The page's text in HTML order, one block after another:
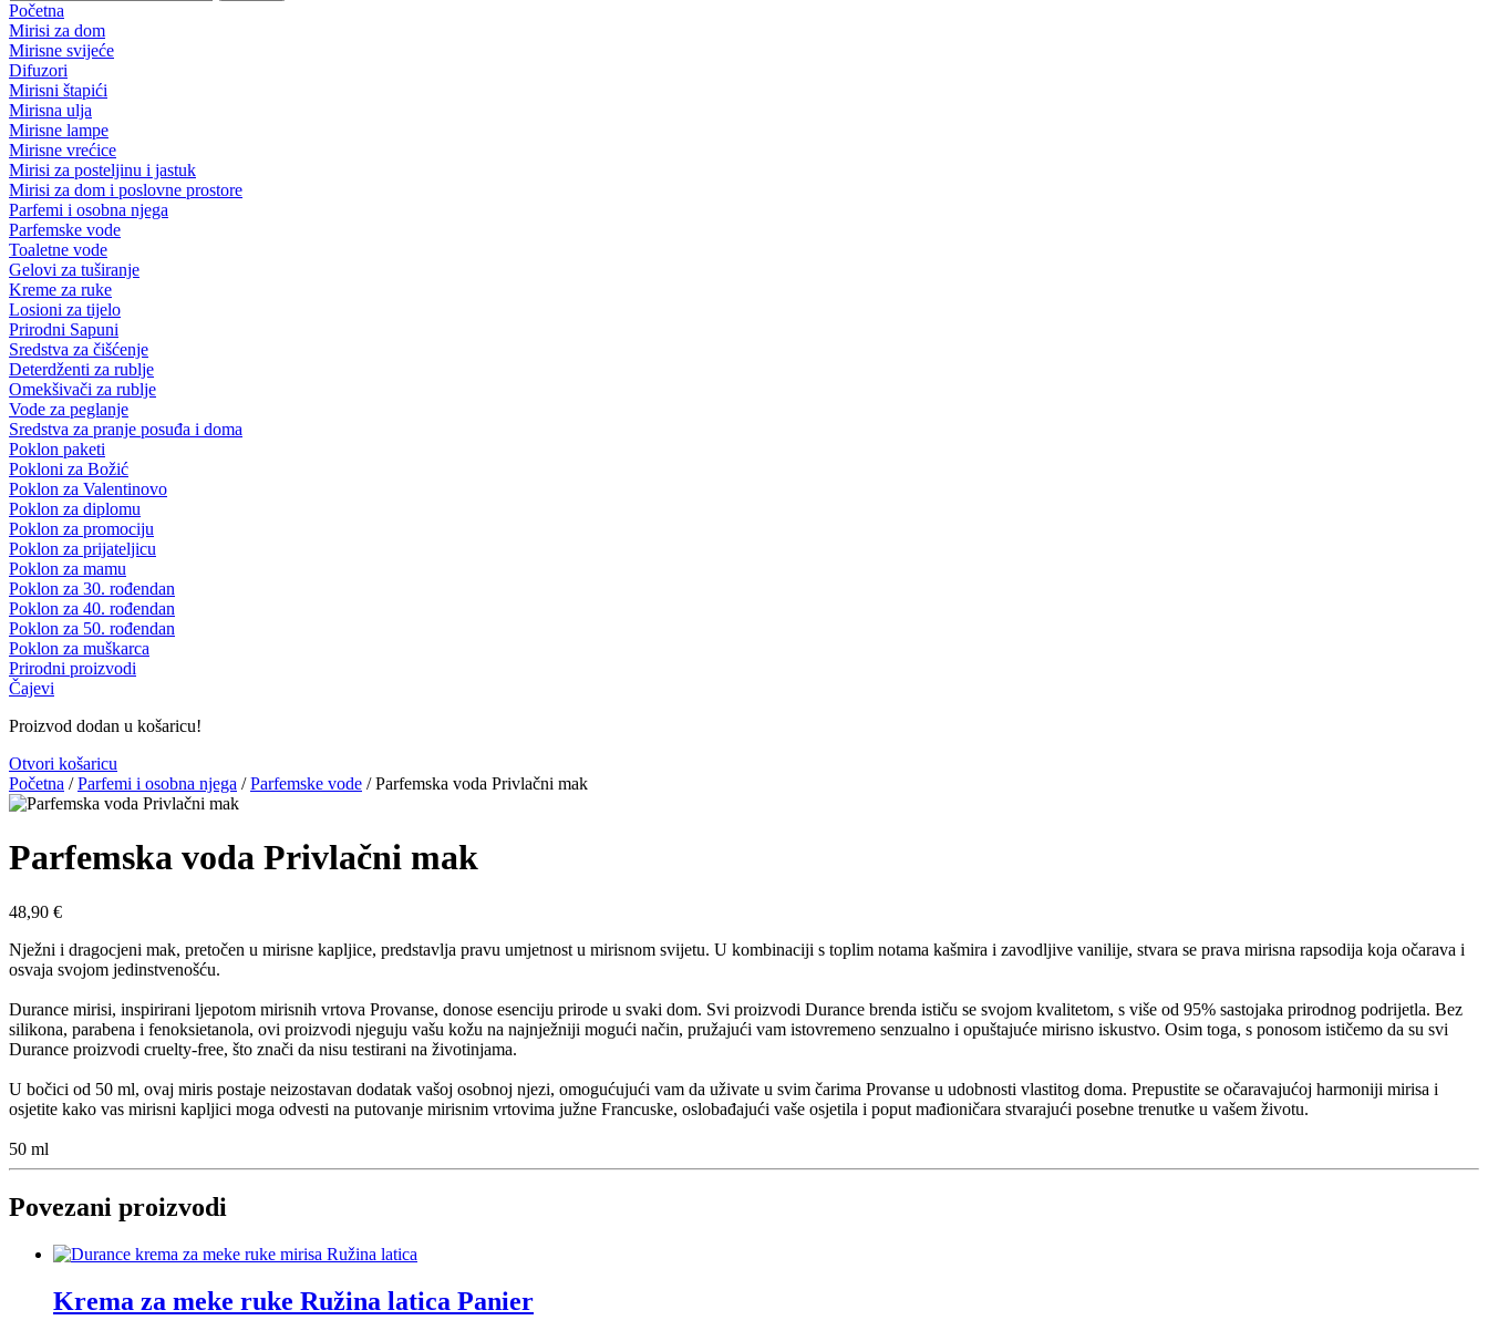
Početna
Mirisi za dom
Mirisne svijeće
Difuzori
Mirisni štapići
Mirisna ulja
Mirisne lampe
Mirisne vrećice
Mirisi za posteljinu i jastuk
Mirisi za dom i poslovne prostore
Parfemi i osobna njega
Parfemske vode
Toaletne vode
Gelovi za tuširanje
Kreme za ruke
Losioni za tijelo
Prirodni Sapuni
Sredstva za čišćenje
Deterdženti za rublje
Omekšivači za rublje
Vode za peglanje
Sredstva za pranje posuđa i doma
Poklon paketi
Pokloni za Božić
Poklon za Valentinovo
Poklon za diplomu
Poklon za promociju
Poklon za prijateljicu
Poklon za mamu
Poklon za 30. rođendan
Poklon za 40. rođendan
Poklon za 50. rođendan
Poklon za muškarca
Prirodni proizvodi
Čajevi
Proizvod dodan u košaricu!
Otvori košaricu
Početna /Parfemi i osobna njega /Parfemske vode / Parfemska voda Privlačni mak
Parfemska voda Privlačni mak
48,90 €
Nježni i dragocjeni mak, pretočen u mirisne kapljice, predstavlja pravu umjetnost u mirisnom svijetu. U kombinaciji s toplim notama kašmira i zavodljive vanilije, stvara se prava mirisna rapsodija koja očarava i
osvaja svojom jedinstvenošću.
Durance mirisi, inspirirani ljepotom mirisnih vrtova Provanse, donose esenciju prirode u svaki dom. Svi proizvodi Durance brenda ističu se svojom kvalitetom, s više od 95% sastojaka prirodnog podrijetla. Bez
silikona, parabena i fenoksietanola, ovi proizvodi njeguju vašu kožu na najnježniji mogući način, pružajući vam istovremeno senzualno i opuštajuće mirisno iskustvo. Osim toga, s ponosom ističemo da su svi
Durance proizvodi cruelty-free, što znači da nisu testirani na životinjama.
U bočici od 50 ml, ovaj miris postaje neizostavan dodatak vašoj osobnoj njezi, omogućujući vam da uživate u svim čarima Provanse u udobnosti vlastitog doma. Prepustite se očaravajućoj harmoniji mirisa i
osjetite kako vas mirisni kapljici moga odvesti na putovanje mirisnim vrtovima južne Francuske, oslobađajući vaše osjetila i poput mađioničara stvarajući posebne trenutke u vašem životu.
50 ml
Povezani proizvodi
Krema za meke ruke Ružina latica Panier